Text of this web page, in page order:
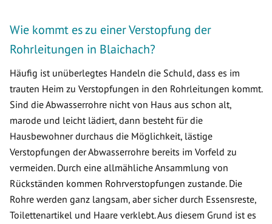
Wie kommt es zu einer Verstopfung der
Rohrleitungen in Blaichach?
Häufig ist unüberlegtes Handeln die Schuld, dass es im
trauten Heim zu Verstopfungen in den Rohrleitungen kommt.
Sind die Abwasserrohre nicht von Haus aus schon alt,
marode und leicht lädiert, dann besteht für die
Hausbewohner durchaus die Möglichkeit, lästige
Verstopfungen der Abwasserrohre bereits im Vorfeld zu
vermeiden. Durch eine allmähliche Ansammlung von
Rückständen kommen Rohrverstopfungen zustande. Die
Rohre werden ganz langsam, aber sicher durch Essensreste,
Toilettenartikel und Haare verklebt. Aus diesem Grund ist es